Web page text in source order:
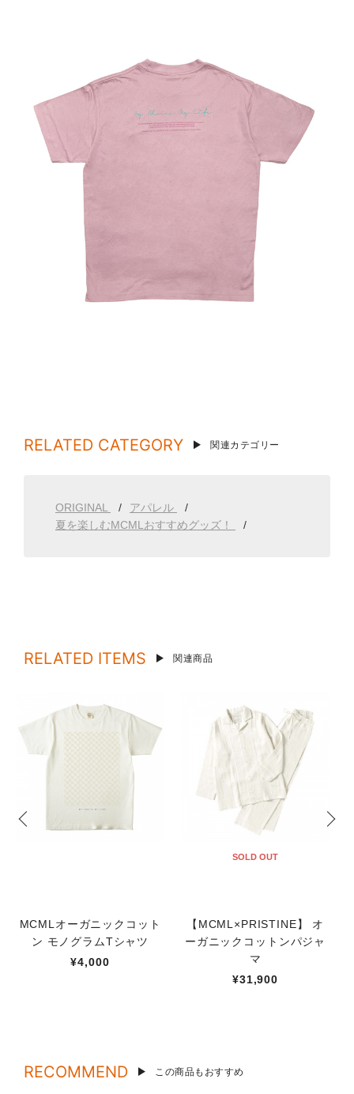
RELATED CATEGORY 関連カテゴリー
ORIGINAL
アパレル
夏を楽しむMCMLおすすめグッズ！
RELATED ITEMS 関連商品
MCMLオーガニックコット
ン モノグラムTシャツ
¥4,000
SOLD OUT
【MCML×PRISTINE】 オ
ーガニックコットンパジャ
マ
¥31,900
RECOMMEND この商品もおすすめ